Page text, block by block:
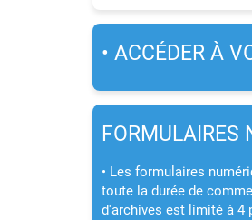
• ACCÉDER À
FORMULAIRES
• Les formulaires
toute la durée de
d'archives est limité à 4